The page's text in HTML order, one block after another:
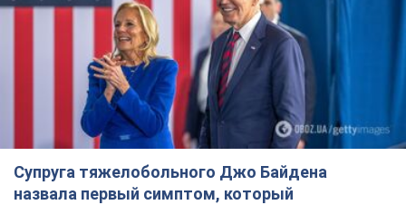
назвала первый симптом, который
сигнализировал о его "агрессивном" раке
Сначала врачи не обратили на это должного внимания
6.08.2026 12:46 17,1 т.
Отпуск Леси Никитюк в Карпатах
обернулся скандалом: почему
ведущую несправедливо захейтили